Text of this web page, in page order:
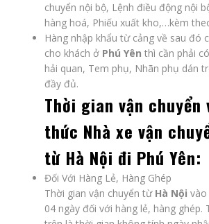
chuyển nội bộ, Lệnh điều động nội
hàng hoá, Phiếu xuất kho,…kèm
Hàng nhập khẩu từ cảng về sau đó
cho khách ở Phú Yên thì cần phải
hải quan, Tem phụ, Nhãn phụ dán
đầy đủ.
Thời gian vận chuyển
thức Nhà xe vận
từ Hà Nội đi Phú Yên:
Đối Với Hàng Lẻ, Hàng Ghép
Thời gian vận chuyển từ Hà Nội vào
04 ngày đối với hàng lẻ, hàng ghép.